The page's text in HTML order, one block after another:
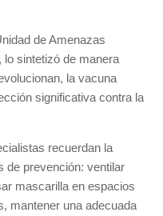
de Amenazas
sintetizó de manera
la vacuna
significativa contra la
recuerdan la
de prevención: ventilar
mascarilla en espacios
mantener una adecuada